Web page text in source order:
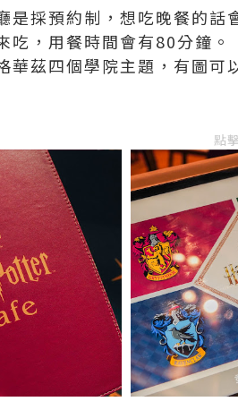
是採預約制，想吃晚餐的話
吃，用餐時間會有80分鐘。
華茲四個學院主題，有圖
點